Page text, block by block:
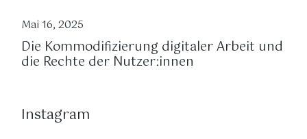
Mai 16, 2025
Die Kommodifizierung digitaler Arbeit und
die Rechte der Nutzer:innen
Instagram